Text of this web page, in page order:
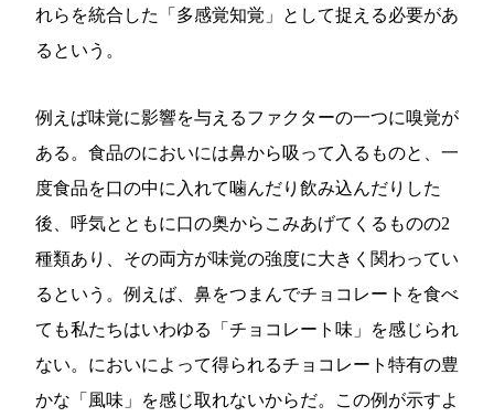
れらを統合した「多感覚知覚」として捉える必要があ
るという。
例えば味覚に影響を与えるファクターの一つに嗅覚が
ある。食品のにおいには鼻から吸って入るものと、一
度食品を口の中に入れて噛んだり飲み込んだりした
後、呼気とともに口の奥からこみあげてくるものの2
種類あり、その両方が味覚の強度に大きく関わってい
るという。例えば、鼻をつまんでチョコレートを食べ
ても私たちはいわゆる「チョコレート味」を感じられ
ない。においによって得られるチョコレート特有の豊
かな「風味」を感じ取れないからだ。この例が示すよ